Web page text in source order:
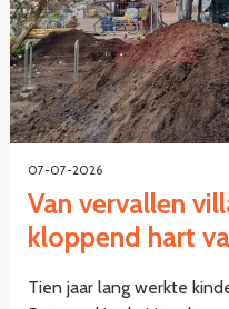
07-07-2026
Van vervallen
kloppend hart
Tien jaar lang werkte